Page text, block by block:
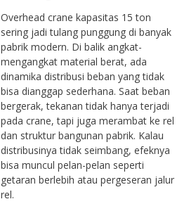
Overhead crane kapasitas 15 ton
sering jadi tulang punggung di banyak
pabrik modern. Di balik angkat-
mengangkat material berat, ada
dinamika distribusi beban yang tidak
bisa dianggap sederhana. Saat beban
bergerak, tekanan tidak hanya terjadi
pada crane, tapi juga merambat ke rel
dan struktur bangunan pabrik. Kalau
distribusinya tidak seimbang, efeknya
bisa muncul pelan-pelan seperti
getaran berlebih atau pergeseran jalur
rel.